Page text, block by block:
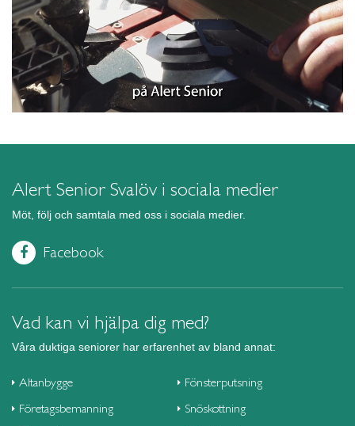
Alert Senior Svalöv i sociala medier
Möt, följ och samtala med oss i sociala medier.
Facebook
Vad kan vi hjälpa dig med?
Våra duktiga seniorer har erfarenhet av bland annat:
Altanbygge
Företagsbemanning
Fönsterputsning
Snöskottning